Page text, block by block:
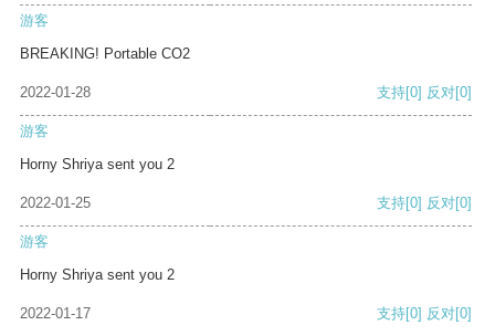
游客
BREAKING! Portable CO2
2022-01-28 支持[0] 反对[0]
游客
Horny Shriya sent you 2
2022-01-25 支持[0] 反对[0]
游客
Horny Shriya sent you 2
2022-01-17 支持[0] 反对[0]